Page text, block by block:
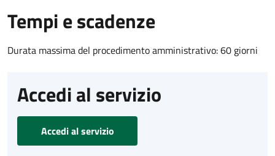
Tempi e scadenze
Durata massima del procedimento amministrativo: 60 giorni
Accedi al servizio
Accedi al servizio